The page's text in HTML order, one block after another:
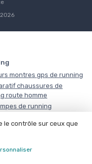
montres gps de running
chaussures de
route homme
de running
et musculation
stations de musculation
le contrôle sur ceux que